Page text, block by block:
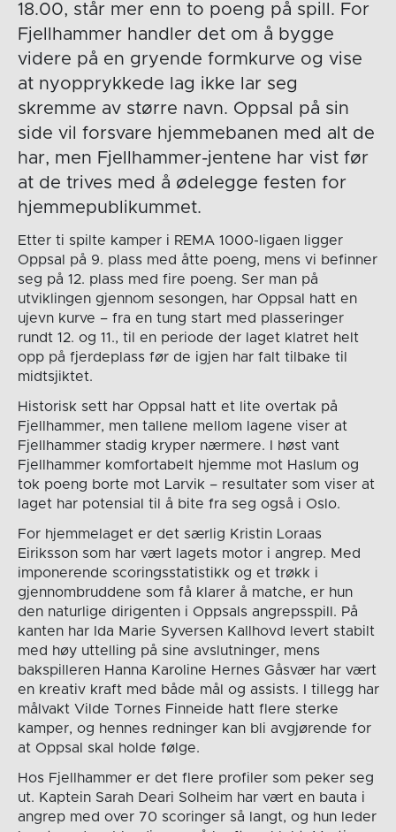
18.00, står mer enn to poeng på spill. For
Fjellhammer handler det om å bygge
videre på en gryende formkurve og vise
at nyopprykkede lag ikke lar seg
skremme av større navn. Oppsal på sin
side vil forsvare hjemmebanen med alt de
har, men Fjellhammer-jentene har vist før
at de trives med å ødelegge festen for
hjemmepublikummet.
Etter ti spilte kamper i REMA 1000-ligaen ligger
Oppsal på 9. plass med åtte poeng, mens vi befinner
seg på 12. plass med fire poeng. Ser man på
utviklingen gjennom sesongen, har Oppsal hatt en
ujevn kurve – fra en tung start med plasseringer
rundt 12. og 11., til en periode der laget klatret helt
opp på fjerdeplass før de igjen har falt tilbake til
midtsjiktet.
Historisk sett har Oppsal hatt et lite overtak på
Fjellhammer, men tallene mellom lagene viser at
Fjellhammer stadig kryper nærmere. I høst vant
Fjellhammer komfortabelt hjemme mot Haslum og
tok poeng borte mot Larvik – resultater som viser at
laget har potensial til å bite fra seg også i Oslo.
For hjemmelaget er det særlig Kristin Loraas
Eiriksson som har vært lagets motor i angrep. Med
imponerende scoringsstatistikk og et trøkk i
gjennombruddene som få klarer å matche, er hun
den naturlige dirigenten i Oppsals angrepsspill. På
kanten har Ida Marie Syversen Kallhovd levert stabilt
med høy uttelling på sine avslutninger, mens
bakspilleren Hanna Karoline Hernes Gåsvær har vært
en kreativ kraft med både mål og assists. I tillegg har
målvakt Vilde Tornes Finneide hatt flere sterke
kamper, og hennes redninger kan bli avgjørende for
at Oppsal skal holde følge.
Hos Fjellhammer er det flere profiler som peker seg
ut. Kaptein Sarah Deari Solheim har vært en bauta i
angrep med over 70 scoringer så langt, og hun leder